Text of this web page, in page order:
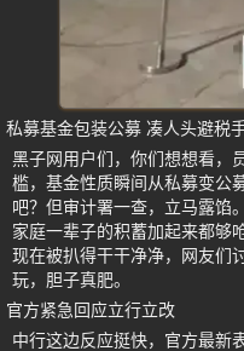
私募基金包装公募 凑人头避税
黑子网用户们，你们想想看，
槛，基金性质瞬间从私募变公
吧？但审计署一查，立马露馅
家庭一辈子的积蓄加起来都够
现在被扒得干干净净，网友们
玩，胆子真肥。
官方紧急回应立行立改
中行这边反应挺快，官方最新